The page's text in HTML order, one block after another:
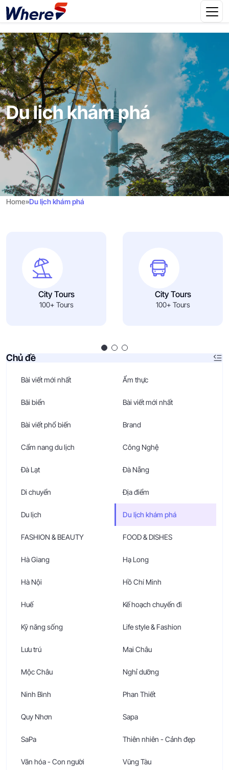
Du lịch khám phá
Home»Du lịch khám phá
City Tours
100+ Tours
City Tours
100+ Tours
Chủ đề
Bài viết mới nhất Ẩm thực
Bãi biển Bài viết mới nhất
Bài viết phổ biến Brand
Cẩm nang du lịch Công Nghệ
Đà Lạt Đà Nẵng
Di chuyển Địa điểm
Du lịch Du lịch khám phá
FASHION & BEAUTY FOOD & DISHES
Hà Giang Hạ Long
Hà Nội Hồ Chí Minh
Huế Kế hoạch chuyến đi
Kỹ năng sống Life style & Fashion
Lưu trú Mai Châu
Mộc Châu Nghỉ dưỡng
Ninh Bình Phan Thiết
Quy Nhơn Sapa
SaPa Thiên nhiên - Cảnh đẹp
Văn hóa - Con người Vũng Tàu